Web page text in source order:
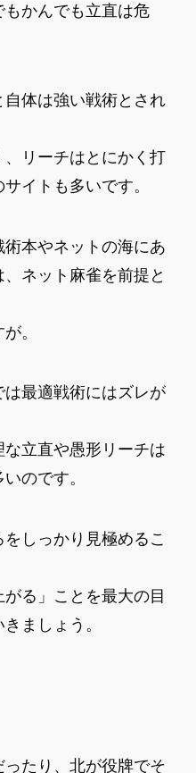
かんでも立直は危
体は強い戦術とされ
リーチはとにかく打
イトも多いです。
本やネットの海にあ
ネット麻雀を前提と
。
最適戦術にはズレが
立直や愚形リーチは
のです。
しっかり見極めるこ
る」ことを最大の目
ましょう。
たり、北が役牌でそ